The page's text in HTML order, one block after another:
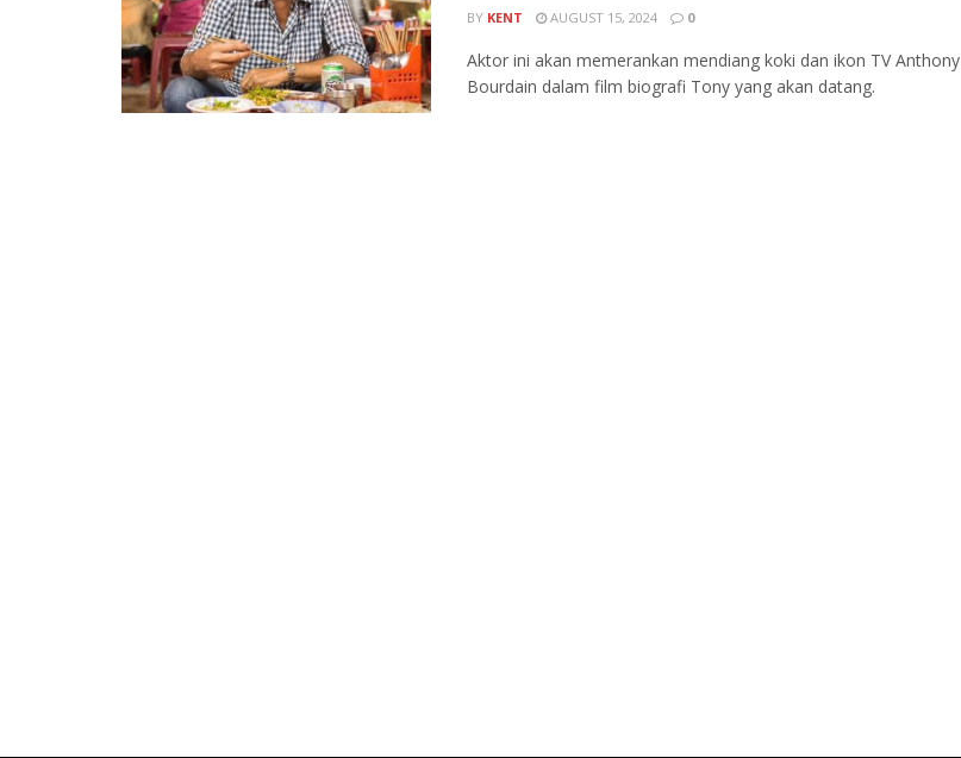
BY KENT AUGUST 15, 2024 0
Aktor ini akan memerankan mendiang koki dan ikon TV Anthony
Bourdain dalam film biografi Tony yang akan datang.